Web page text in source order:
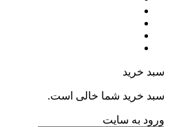
سبد خرید
سبد خرید شما خالی است.
ورود به سایت